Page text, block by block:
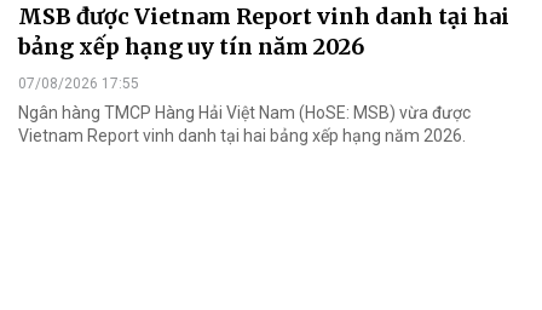
MSB được Vietnam Report vinh danh tại hai
bảng xếp hạng uy tín năm 2026
07/08/2026 17:55
Ngân hàng TMCP Hàng Hải Việt Nam (HoSE: MSB) vừa được
Vietnam Report vinh danh tại hai bảng xếp hạng năm 2026.